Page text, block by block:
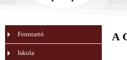
Fenntartó
Iskola
A